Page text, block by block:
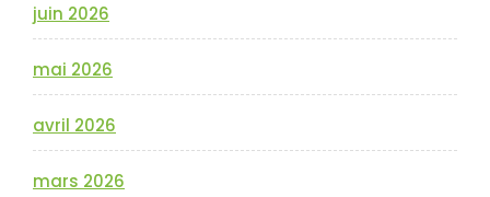
juin 2026
mai 2026
avril 2026
mars 2026